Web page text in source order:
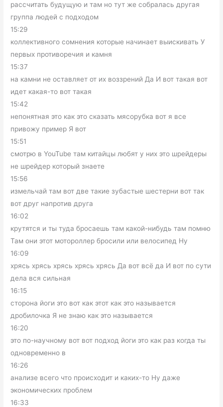
рассчитать будущую и там но тут же собралась другая
группа людей с подходом
15:29
коллективного сомнения которые начинает выискивать У
первых противоречия и камня
15:37
на камни не оставляет от их воззрений Да И вот такая вот
идет какая-то вот такая
15:42
непонятная это как это сказать мясорубка вот я все
привожу пример Я вот
15:51
смотрю в YouTube там китайцы любят у них это шрейдеры
не шрейдер который знаете
15:56
измельчай там вот две такие зубастые шестерни вот так
вот друг напротив друга
16:02
крутятся и ты туда бросаешь там какой-нибудь там помню
Там они этот мотороллер бросили или велосипед Ну
16:09
хрясь хрясь хрясь хрясь хрясь Да вот всё да И вот по сути
дела вся сильная
16:15
сторона йоги это вот как этот как это называется
дробилочка Я не знаю как это называется
16:20
это по-научному вот вот подход йоги это как раз когда ты
одновременно в
16:26
анализе всего что происходит и каких-то Ну даже
экономических проблем
16:33